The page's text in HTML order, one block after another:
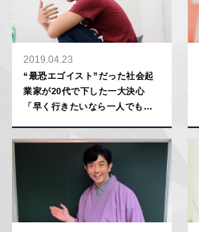
2019.04.23
“最恐エゴイスト”だった社会起
業家が20代で下した一大決心
「早く行きたいなら一人でもい
で行け」【安部敏樹】